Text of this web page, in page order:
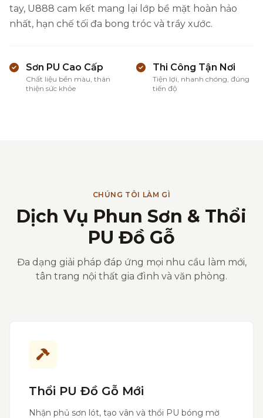
tay, U888 cam kết mang lại lớp bề mặt hoàn hảo
nhất, hạn chế tối đa bong tróc và trầy xước.
Sơn PU Cao Cấp
Chất liệu bền màu, thân
thiện sức khỏe
Thi Công Tận Nơi
Tiện lợi, nhanh chóng, đúng
tiến độ
CHÚNG TÔI LÀM GÌ
Dịch Vụ Phun Sơn & Thổi
PU Đồ Gỗ
Đa dạng giải pháp đáp ứng mọi nhu cầu làm mới,
tân trang nội thất gia đình và văn phòng.
Thổi PU Đồ Gỗ Mới
Nhận phủ sơn lót, tạo vân và thổi PU bóng mờ